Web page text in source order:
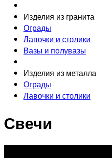
Изделия из гранита
Ограды
Лавочки и столики
Вазы и полувазы
Изделия из металла
Ограды
Лавочки и столики
Свечи